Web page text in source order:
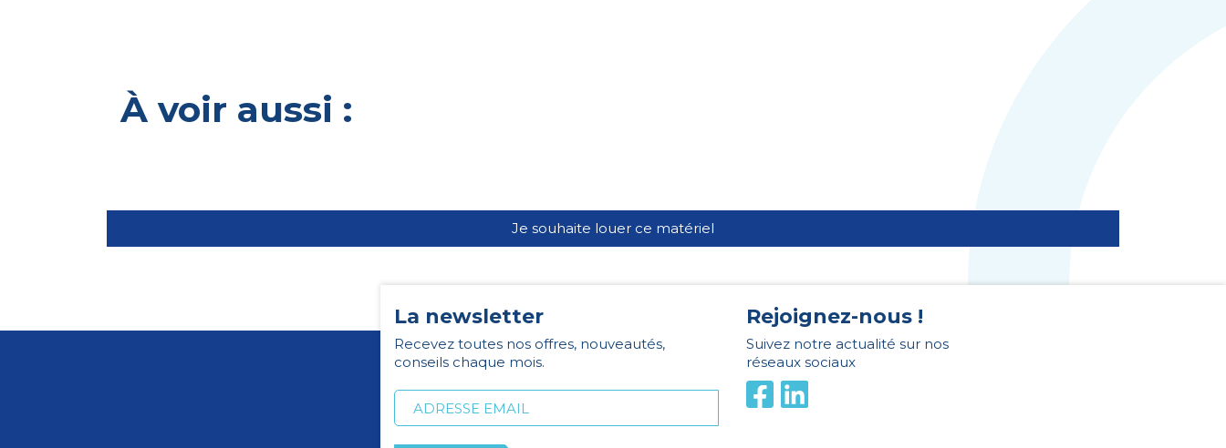
À voir aussi :
Je souhaite louer ce matériel
La newsletter
Recevez toutes nos offres, nouveautés,
conseils chaque mois.
Rejoignez-nous !
Suivez notre actualité sur nos
réseaux sociaux